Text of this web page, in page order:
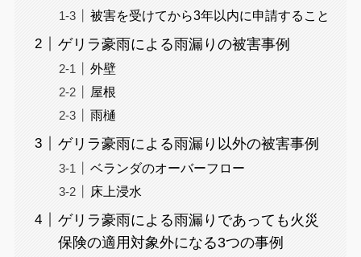
被害を受けてから3年以内に申請すること
ゲリラ豪雨による雨漏りの被害事例
外壁
屋根
雨樋
ゲリラ豪雨による雨漏り以外の被害事例
ベランダのオーバーフロー
床上浸水
ゲリラ豪雨による雨漏りであっても火災
保険の適用対象外になる3つの事例